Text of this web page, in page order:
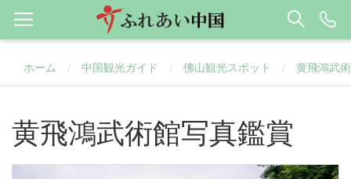
ホーム / 中国観光ガイド / 佛山観光スポット / 黄飛鴻武
黄飛鴻武術館写真鑑賞